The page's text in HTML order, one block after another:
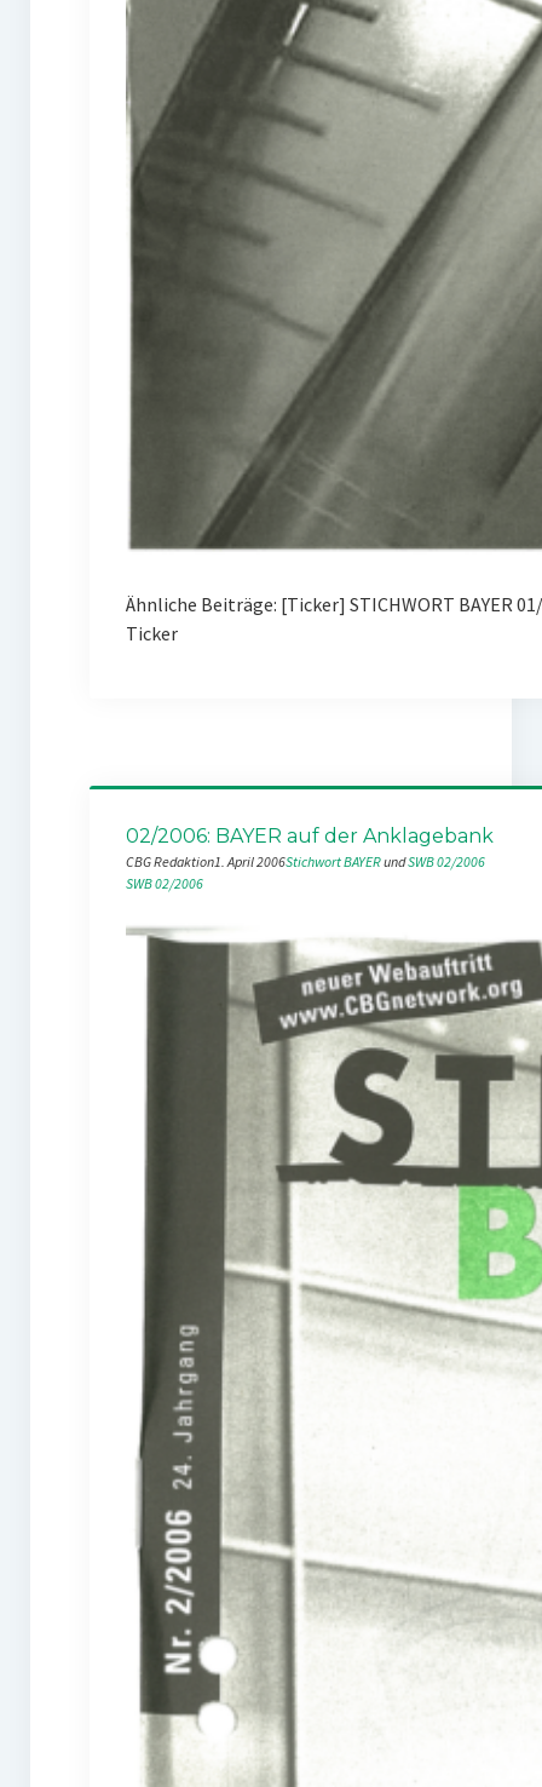
Ähnliche Beiträge: [Ticker] STICHWORT BAYER
Ticker
02/2006: BAYER auf der Anklagebank
CBG Redaktion1. April 2006Stichwort BAYER und SWB 02/2006
SWB 02/2006